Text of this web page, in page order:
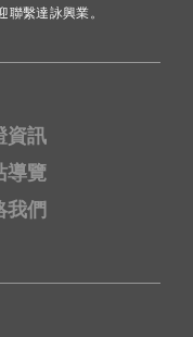
繫達詠興業。
資訊
導覽
我們